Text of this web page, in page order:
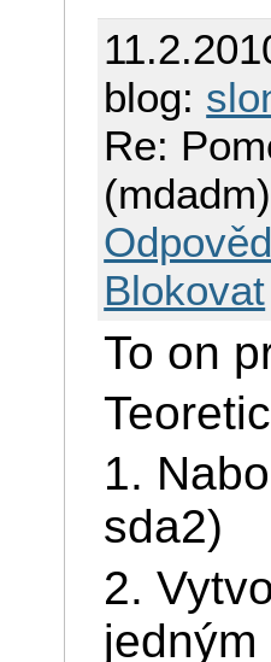
blog:
Re:
(mdadm)
Blokovat
To on
1.
sda2)
2.